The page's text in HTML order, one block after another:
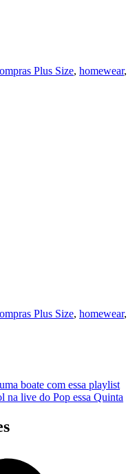
Plus Size, homewear,
Plus Size, homewear,
boate com essa playlist
live do Pop essa Quinta